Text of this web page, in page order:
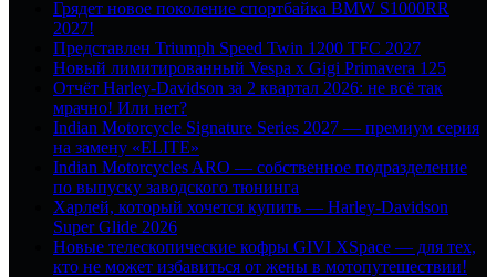
Грядет новое поколение спортбайка BMW S1000RR
2027!
Представлен Triumph Speed Twin 1200 TFC 2027
Новый лимитированный Vespa x Gigi Primavera 125
Отчёт Harley-Davidson за 2 квартал 2026: не всё так
мрачно! Или нет?
Indian Motorcycle Signature Series 2027 — премиум серия
на замену «ELITE»
Indian Motorcycles ARO — собственное подразделение
по выпуску заводского тюнинга
Харлей, который хочется купить — Harley-Davidson
Super Glide 2026
Новые телескопические кофры GIVI XSpace — для тех,
кто не может избавиться от жены в мотопутешествии!